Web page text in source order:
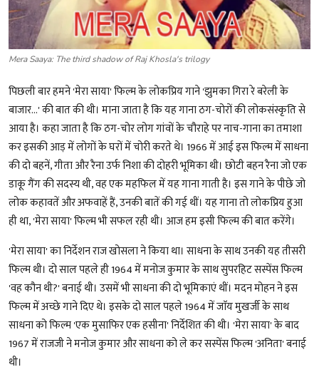
Mera Saaya: The third shadow of Raj Khosla's trilogy
पिछली बार हमने 'मेरा साया' फिल्म के लोकप्रिय गाने 'झुमका गिरा रे बरेली के
बाजार...' की बात की थी। माना जाता है कि यह गाना ठग-चोरों की लोकसंस्कृति से
आया है। कहा जाता है कि ठग-चोर लोग गांवों के चौराहे पर नाच-गाना का तमाशा
कर इसकी आड़ में लोगों के घरों में चोरी करते थे। 1966 में आई इस फिल्म में साधना
की दो बहनें, गीता और रैना उर्फ निशा की दोहरी भूमिका थी। छोटी बहन रैना जो एक
डाकू गैंग की सदस्य थी, वह एक महफिल में यह गाना गाती है। इस गाने के पीछे जो
लोक कहावतें और अफवाहें हैं, उनकी बातें की गई थीं। यह गाना तो लोकप्रिय हुआ
ही था, 'मेरा साया' फिल्म भी सफल रही थी। आज हम इसी फिल्म की बात करेंगे।
'मेरा साया' का निर्देशन राज खोसला ने किया था। साधना के साथ उनकी यह तीसरी
फिल्म थी। दो साल पहले ही 1964 में मनोज कुमार के साथ सुपरहिट सस्पेंस फिल्म
'वह कौन थी?' बनाई थी। उसमें भी साधना की दो भूमिकाएं थीं। मदन मोहन ने इस
फिल्म में अच्छे गाने दिए थे। इसके दो साल पहले 1964 में जाॅय मुखर्जी के साथ
साधना को फिल्म 'एक मुसाफिर एक हसीना' निर्देशित की थी। 'मेरा साया' के बाद
1967 में राजजी ने मनोज कुमार और साधना को ले कर सस्पेंस फिल्म 'अनिता' बनाई
थी।